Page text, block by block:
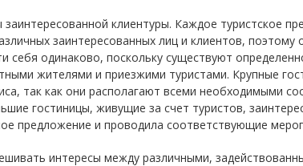
клиентуры. Каждое туристское
заинтересованных лиц и клиентов, поэтому
себя одинаково, поскольку существуют
жителями и приезжими туристами. Крупные
так как они располагают всеми необходимыми
гостиницы, живущие за счет туристов,
предложение и проводила соответствующие
интересы между различными,